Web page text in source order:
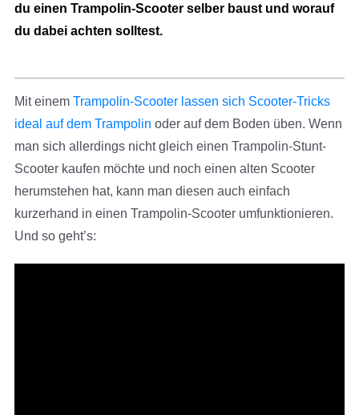
du einen Trampolin-Scooter selber baust und worauf
du dabei achten solltest.
Mit einem Trampolin-Scooter lassen sich Scooter-Tricks
ideal auf dem Trampolin oder auf dem Boden üben. Wenn
man sich allerdings nicht gleich einen Trampolin-Stunt-
Scooter kaufen möchte und noch einen alten Scooter
herumstehen hat, kann man diesen auch einfach
kurzerhand in einen Trampolin-Scooter umfunktionieren.
Und so geht’s: